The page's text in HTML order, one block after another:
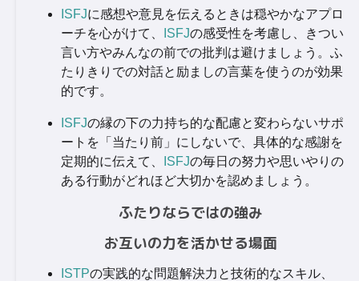
ISFJに感想や意見を伝えるときは穏やかなアプロ
ーチを心がけて、
ISFJの感受性を考慮し、きつい
言い方やみんなの前での批判は避けましょう。ふ
たりきりでの対話と励ましの言葉を使うのが効果
的です。
ISFJの縁の下の力持ち的な配慮と変わらないサポ
ートを「当たり前」にしないで、具体的な感謝を
定期的に伝えて、
ISFJの毎日の努力や思いやりの
ある行動がどれほど大切かを認めましょう。
ふたりならではの強み
お互いの力を活かせる場面
ISTPの実践的な問題解決力と技術的なスキル、